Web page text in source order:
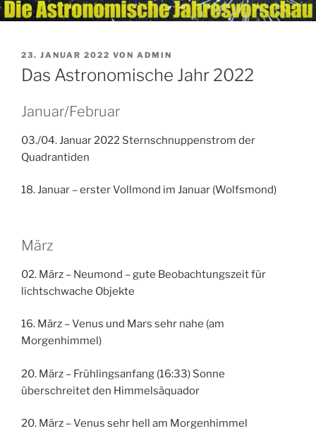
VERÖFFENTLICHT
AM
23. JANUAR 2022 VON ADMIN
Das Astronomische Jahr 2022
Januar/Februar
03./04. Januar 2022 Sternschnuppenstrom der
Quadrantiden
18. Januar – erster Vollmond im Januar (Wolfsmond)
März
02. März – Neumond – gute Beobachtungszeit für
lichtschwache Objekte
16. März – Venus und Mars sehr nahe (am
Morgenhimmel)
20. März – Frühlingsanfang (16:33) Sonne
überschreitet den Himmelsäquador
20. März – Venus sehr hell am Morgenhimmel